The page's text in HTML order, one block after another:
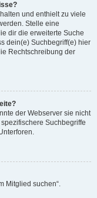
und enthielt zu viele
Stelle eine
dir die erweiterte Suche
dein(e) Suchbegriff(e) hier
Rechtschreibung der
der Webserver sie nicht
Suchbegriffe
Mitglied suchen“.